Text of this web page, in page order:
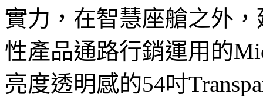
實力，在智慧座艙之外
性產品通路行銷運用的
亮度透明感的54吋